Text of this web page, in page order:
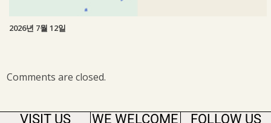
2026년 7월 12일
Comments are closed.
VISIT US WE WELCOME FOLLOW US